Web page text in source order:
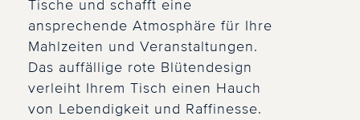
Tische und schafft eine
ansprechende Atmosphäre für Ihre
Mahlzeiten und Veranstaltungen.
Das auffällige rote Blütendesign
verleiht Ihrem Tisch einen Hauch
von Lebendigkeit und Raffinesse.